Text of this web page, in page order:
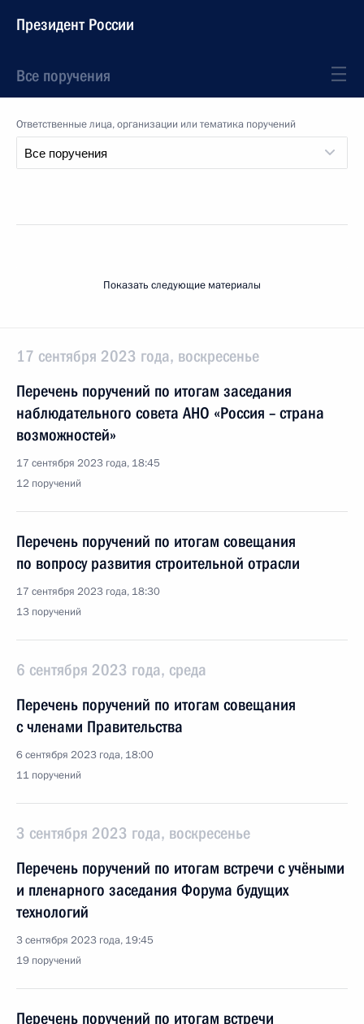
Президент России
Все поручения
Ответственные лица, организации или тематика поручений
Показать следующие материалы
17 сентября 2023 года, воскресенье
Перечень поручений по итогам заседания
наблюдательного совета АНО «Россия – страна
возможностей»
17 сентября 2023 года, 18:45
12 поручений
Перечень поручений по итогам совещания
по вопросу развития строительной отрасли
17 сентября 2023 года, 18:30
13 поручений
6 сентября 2023 года, среда
Перечень поручений по итогам совещания
с членами Правительства
6 сентября 2023 года, 18:00
11 поручений
3 сентября 2023 года, воскресенье
Перечень поручений по итогам встречи с учёными
и пленарного заседания Форума будущих
технологий
3 сентября 2023 года, 19:45
19 поручений
Перечень поручений по итогам встречи